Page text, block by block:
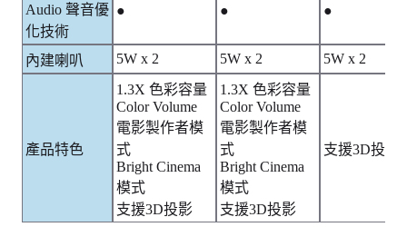
Audio 聲音優
化技術
● ● ●
內建喇叭 5W x 2 5W x 2 5W x 2
產品特色
1.3X 色彩容量
Color Volume
電影製作者模
式
Bright Cinema
模式
支援3D投影
1.3X 色彩容量
Color Volume
電影製作者模
式
Bright Cinema
模式
支援3D投影
支援3D投影